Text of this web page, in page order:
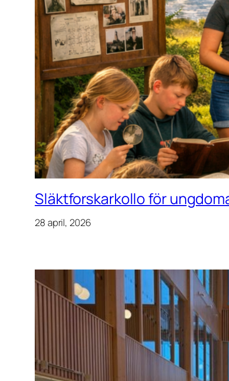
Släktforskarkollo för
28 april, 2026